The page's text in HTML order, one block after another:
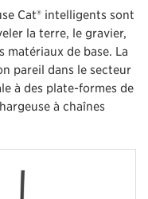
Cat® intelligents sont
la terre, le gravier,
matériaux de base. La
pareil dans le secteur
à des plate-formes de
à chaînes